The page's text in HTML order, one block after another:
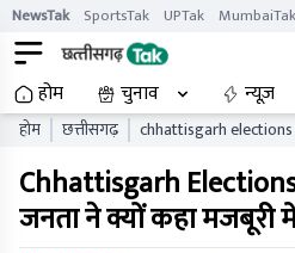
NewsTak SportsTak UPTak MumbaiTak
होम चुनाव न्यूज़
होम छत्तीसगढ़
chhattisgarh elections why
say that they will
vote under
Chhattisgarh
जनता ने क्यों कहा मजबूरी